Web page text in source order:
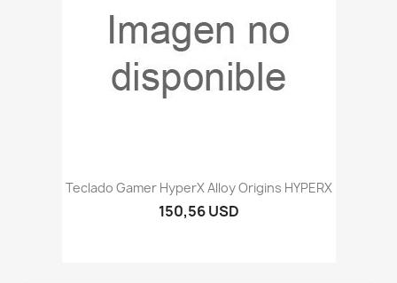
Teclado Gamer HyperX Alloy Origins HYPERX
150,56 USD